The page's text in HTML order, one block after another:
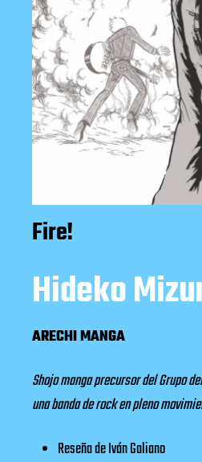
Fire!
Hideko
ARECHI MANGA
Shojo manga precursor del Grupo
una banda de rock en pleno
Reseñade Iván Galiano